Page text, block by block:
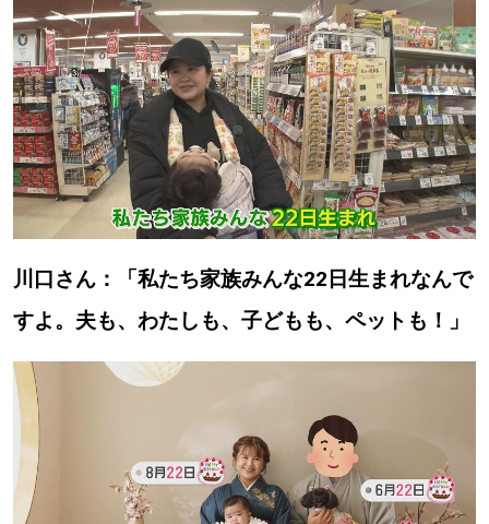
川口さん：「私たち家族みんな22日生まれなんで
すよ。夫も、わたしも、子どもも、ペットも！」